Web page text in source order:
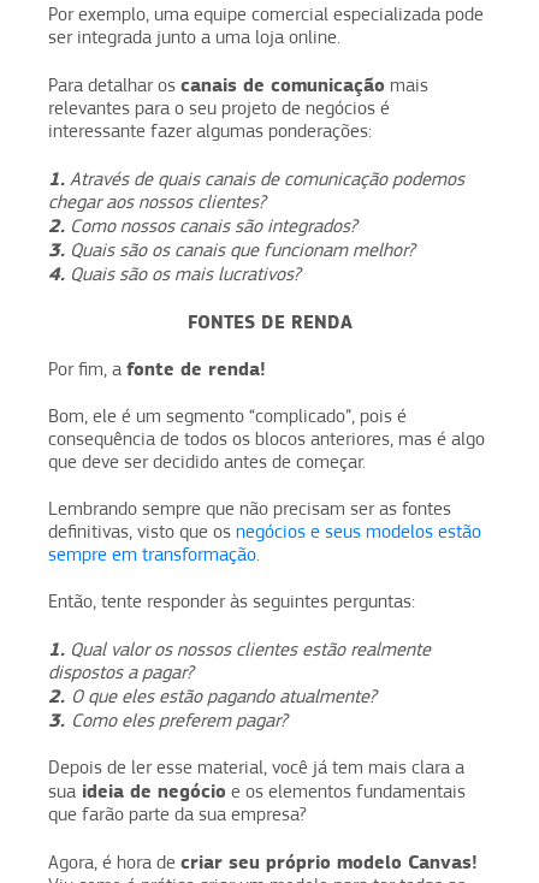
Por exemplo, uma equipe comercial especializada pode
ser integrada junto a uma loja online.
Para detalhar os canais de comunicação mais
relevantes para o seu projeto de negócios é
interessante fazer algumas ponderações:
1. Através de quais canais de comunicação podemos
chegar aos nossos clientes?
2. Como nossos canais são integrados?
3. Quais são os canais que funcionam melhor?
4. Quais são os mais lucrativos?
FONTES DE RENDA
Por fim, a fonte de renda!
Bom, ele é um segmento “complicado”, pois é
consequência de todos os blocos anteriores, mas é algo
que deve ser decidido antes de começar.
Lembrando sempre que não precisam ser as fontes
definitivas, visto que os negócios e seus modelos estão
sempre em transformação
Então, tente responder às seguintes perguntas:
1. Qual valor os nossos clientes estão realmente
dispostos a pagar?
2. O que eles estão pagando atualmente?
3. Como eles preferem pagar?
Depois de ler esse material, você já tem mais clara a
sua ideia de negócio e os elementos fundamentais
que farão parte da sua empresa?
Agora, é hora de criar seu próprio modelo Canvas!